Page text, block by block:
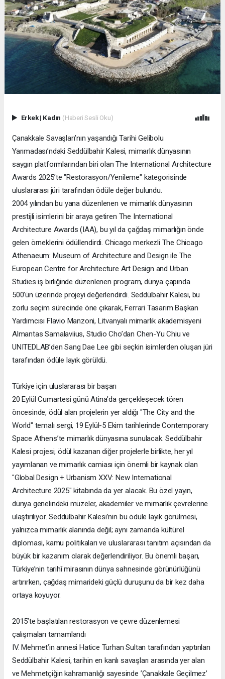
Erkek| Kadın (Haberi Sesli Oku)
Çanakkale Savaşları’nın yaşandığı Tarihi Gelibolu
Yarımadası’ndaki Seddülbahir Kalesi, mimarlık dünyasının
saygın platformlarından biri olan The International Architecture
Awards 2025’te "Restorasyon/Yenileme" kategorisinde
uluslararası jüri tarafından ödüle değer bulundu.
2004 yılından bu yana düzenlenen ve mimarlık dünyasının
prestijli isimlerini bir araya getiren The International
Architecture Awards (IAA), bu yıl da çağdaş mimarlığın önde
gelen örneklerini ödüllendirdi. Chicago merkezli The Chicago
Athenaeum: Museum of Architecture and Design ile The
European Centre for Architecture Art Design and Urban
Studies iş birliğinde düzenlenen program, dünya çapında
500’ün üzerinde projeyi değerlendirdi. Seddülbahir Kalesi, bu
zorlu seçim sürecinde öne çıkarak, Ferrari Tasarım Başkan
Yardımcısı Flavio Manzoni, Litvanyalı mimarlık akademisyeni
Almantas Samalaviius, Studio Cho’dan Chen-Yu Chiu ve
UNITEDLAB’den Sang Dae Lee gibi seçkin isimlerden oluşan jüri
tarafından ödüle layık görüldü.
Türkiye için uluslararası bir başarı
20 Eylül Cumartesi günü Atina’da gerçekleşecek tören
öncesinde, ödül alan projelerin yer aldığı "The City and the
World" temalı sergi, 19 Eylül-5 Ekim tarihlerinde Contemporary
Space Athens’te mimarlık dünyasına sunulacak. Seddülbahir
Kalesi projesi, ödül kazanan diğer projelerle birlikte, her yıl
yayımlanan ve mimarlık camiası için önemli bir kaynak olan
"Global Design + Urbanism XXV: New International
Architecture 2025" kitabında da yer alacak. Bu özel yayın,
dünya genelindeki müzeler, akademiler ve mimarlık çevrelerine
ulaştırılıyor. Seddülbahir Kalesi’nin bu ödüle layık görülmesi,
yalnızca mimarlık alanında değil; aynı zamanda kültürel
diplomasi, kamu politikaları ve uluslararası tanıtım açısından da
büyük bir kazanım olarak değerlendiriliyor. Bu önemli başarı,
Türkiye’nin tarihî mirasının dünya sahnesinde görünürlüğünü
artırırken, çağdaş mimarideki güçlü duruşunu da bir kez daha
ortaya koyuyor.
2015’te başlatılan restorasyon ve çevre düzenlemesi
çalışmaları tamamlandı
IV. Mehmet’in annesi Hatice Turhan Sultan tarafından yaptırılan
Seddülbahir Kalesi, tarihin en kanlı savaşları arasında yer alan
ve Mehmetçiğin kahramanlığı sayesinde ’Çanakkale Geçilmez’